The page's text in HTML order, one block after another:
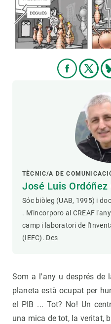
TÈCNIC/A DE
José Luis Ordóñez
Sóc biòleg (UAB, 1995) i
. M'incorporo al CREAF
camp i laboratori de
(IEFC). Des
Som a l'any u després de
planeta està ocupat per
el PIB ... Tot? No! Un
una mica de tot, la veritat,
PARTICIPA
NOTÍCIES I AGENDA